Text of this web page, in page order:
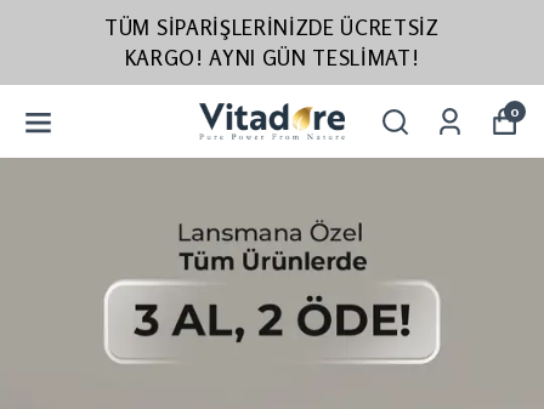
TÜM SIPARIŞLERINIZDE ÜCRETSIZ
KARGO! AYNI GÜN TESLIMAT!
0